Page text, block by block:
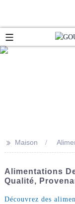
>> Maison
Alimentations
Qualité,
Découvrez des